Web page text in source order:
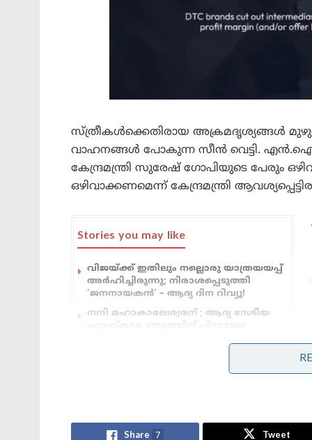
സ്ത്രീകള്‍ക്കെതിരായ അക്രമദൃശ്യങ്ങള്‍
വാഹനങ്ങള്‍ പോകുന്ന സീന്‍ വെട്ടി.
കേന്ദ്രമന്ത്രി സുരേഷ് ഗോപിയുടെ പേരും
ഒഴിവാക്കണമെന്ന് കേന്ദ്രമന്ത്രി
Stories you may like
വിജയ്ക്ക് ഇതിലും നല്ലൊരു യാത്രയയപ്പ്
അർഹിച്ചിരുന്നു; നിരാശപ്പെടുത്തി
‘ജനനായകൻ’ – ആദ്യ ദിന റിവ്യൂ!
നന്ദി മഹാകാലേശ്വരന് ; ആദ്യ ദേശീയ
4)കൊലപാതക സീനിന്‍റെ നീളം കുറച്ചു
Share 7 Tweet